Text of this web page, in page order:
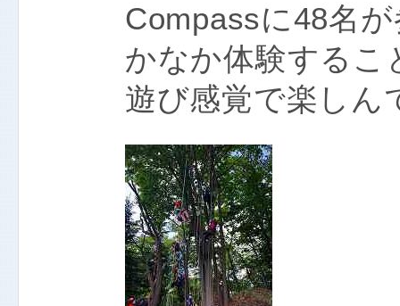
Compassに48名
かなか体験するこ
遊び感覚で楽しん